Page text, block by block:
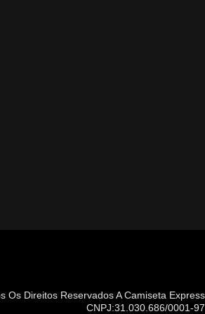
Os Direitos Reservados ACamiseta Express
CNPJ:31.030.686/0001-97